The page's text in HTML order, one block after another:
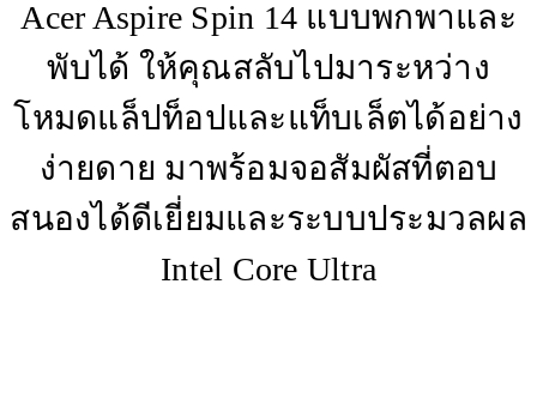
Acer Aspire Spin 14 แบบพกพาและ
พับได้ ให้คุณสลับไปมาระหว่าง
โหมดแล็ปท็อปและแท็บเล็ตได้อย่าง
ง่ายดาย มาพร้อมจอสัมผัสที่ตอบ
สนองได้ดีเยี่ยมและระบบประมวลผล
Intel Core Ultra